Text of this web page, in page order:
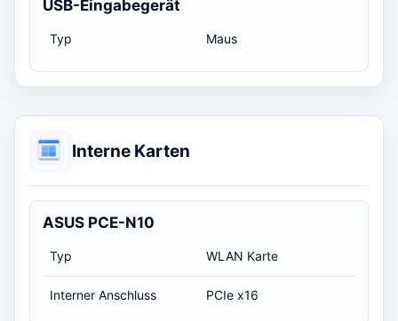
USB-Eingabegerät
Typ Maus
Interne Karten
ASUS PCE-N10
Typ WLAN Karte
Interner Anschluss PCIe x16